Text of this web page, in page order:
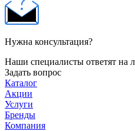
Нужна консультация?
Наши специалисты ответят на
Задать вопрос
Каталог
Акции
Услуги
Бренды
Компания